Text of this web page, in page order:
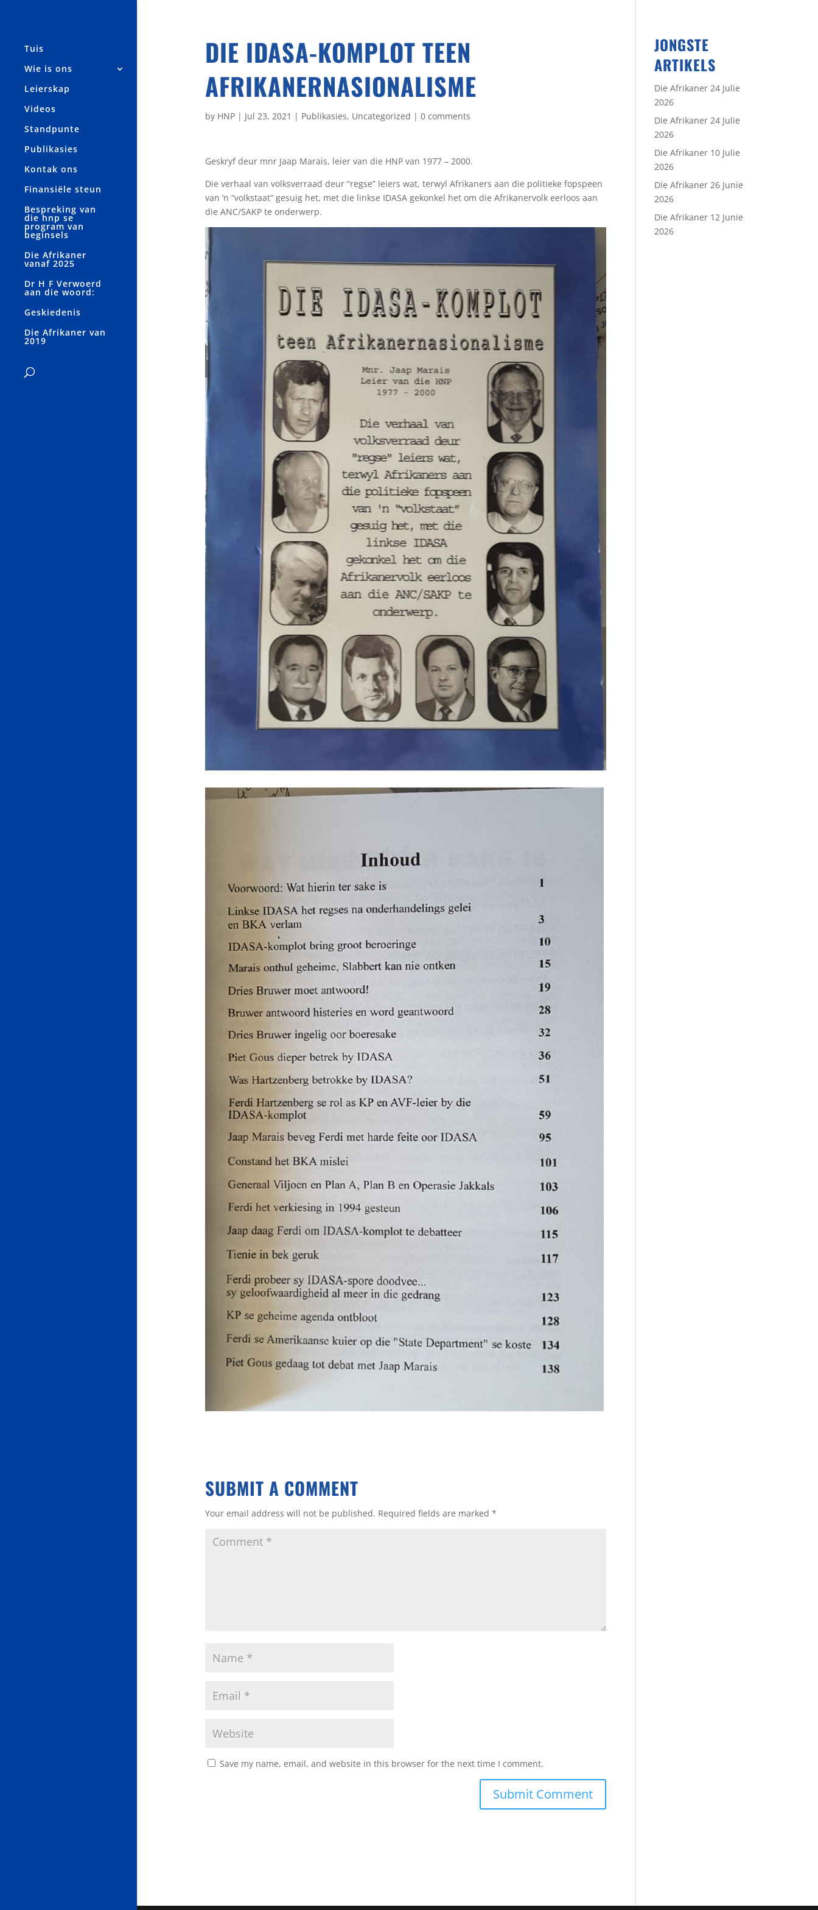
Tuis
Wie is ons
Leierskap
Videos
Standpunte
Publikasies
Kontak ons
Finansiële steun
Bespreking van
die hnp se
program van
beginsels
Die Afrikaner
vanaf 2025
Dr H F Verwoerd
aan die woord:
Geskiedenis
Die Afrikaner van
2019
DIE IDASA-KOMPLOT TEEN
AFRIKANERNASIONALISME
by HNP| Jul 23, 2021 | Publikasies, Uncategorized | 0 comments
Geskryf deur mnr Jaap Marais, leier van die HNP van 1977 – 2000.
Die verhaal van volksverraad deur “regse” leiers wat, terwyl Afrikaners aan die politieke fopspeen
van ’n “volkstaat” gesuig het, met die linkse IDASA gekonkel het om die Afrikanervolk eerloos aan
die ANC/SAKP te onderwerp.
SUBMIT A COMMENT
Your email address will not be published. Required fields are marked *
Save my name, email, and website in this browser for the next time I comment.
JONGSTE
ARTIKELS
Die Afrikaner 24 Julie
2026
Die Afrikaner 24 Julie
2026
Die Afrikaner 10 Julie
2026
Die Afrikaner 26 Junie
2026
Die Afrikaner 12 Junie
2026